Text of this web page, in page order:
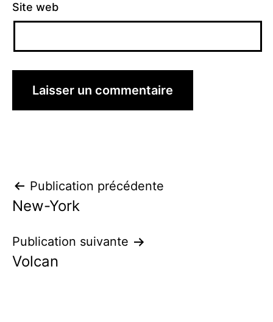
Site web
Navigation
de
l’article
Publication précédente
New-York
Publication suivante
Volcan